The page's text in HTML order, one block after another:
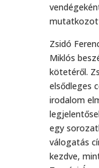
Zsidó
Miklós
kötetéről.
elsődleges
irodalom
egy
válogatás
kezdve,